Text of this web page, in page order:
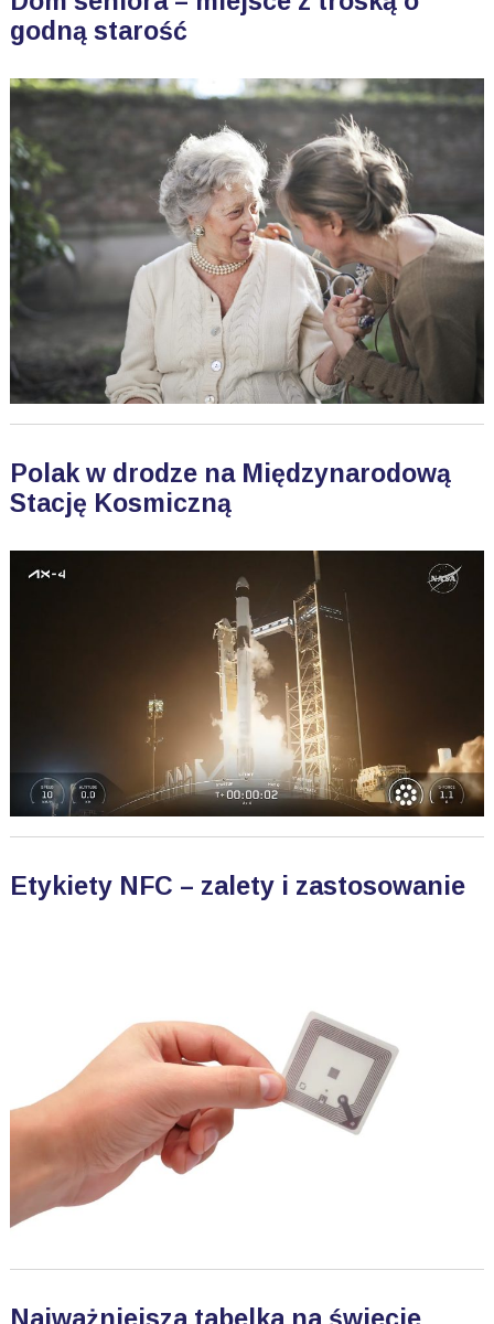
godną starość
Polak w drodze na Międzynarodową
Stację Kosmiczną
Etykiety NFC – zalety i zastosowanie